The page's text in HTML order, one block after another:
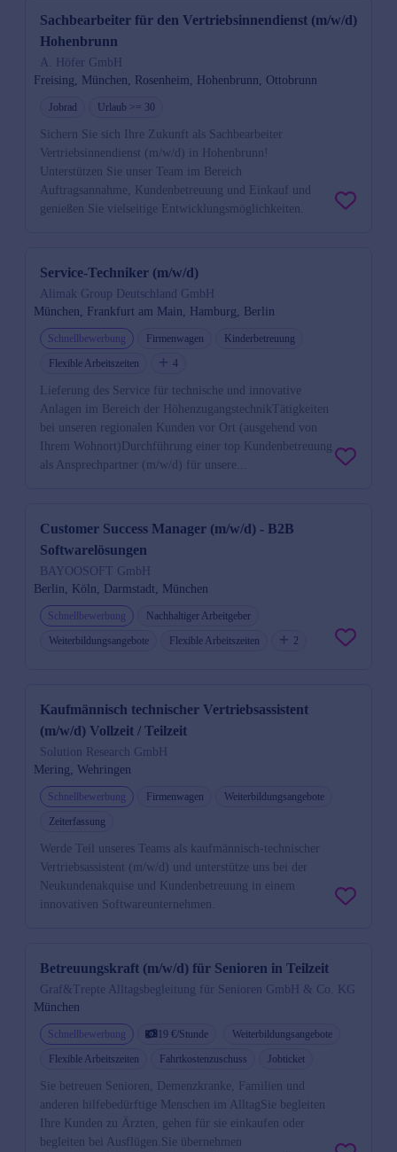
Sachbearbeiter für den Vertriebsinnendienst (m/w/d)
Hohenbrunn
A. Höfer GmbH
Freising, München, Rosenheim, Hohenbrunn, Ottobrunn
Jobrad Urlaub >= 30
Sichern Sie sich Ihre Zukunft als Sachbearbeiter
Vertriebsinnendienst (m/w/d) in Hohenbrunn!
Unterstützen Sie unser Team im Bereich
Auftragsannahme, Kundenbetreuung und Einkauf und
genießen Sie vielseitige Entwicklungsmöglichkeiten.
Service-Techniker (m/w/d)
Alimak Group Deutschland GmbH
München, Frankfurt am Main, Hamburg, Berlin
Schnellbewerbung Firmenwagen
Kinderbetreuung
Flexible Arbeitszeiten
4
Lieferung des Service für technische und innovative
Anlagen im Bereich der HöhenzugangstechnikTätigkeiten
bei unseren regionalen Kunden vor Ort (ausgehend von
Ihrem Wohnort)Durchführung einer top Kundenbetreuung
als Ansprechpartner (m/w/d) für unsere...
Customer Success Manager (m/w/d) - B2B
Softwarelösungen
BAYOOSOFT GmbH
Berlin, Köln, Darmstadt, München
Schnellbewerbung
Nachhaltiger Arbeitgeber
Weiterbildungsangebote
Flexible Arbeitszeiten 2
Kaufmännisch technischer Vertriebsassistent
(m/w/d) Vollzeit / Teilzeit
Solution Research GmbH
Mering, Wehringen
Schnellbewerbung Firmenwagen
Weiterbildungsangebote
Zeiterfassung
Werde Teil unseres Teams als kaufmännisch-technischer
Vertriebsassistent (m/w/d) und unterstütze uns bei der
Neukundenakquise und Kundenbetreuung in einem
innovativen Softwareunternehmen.
Betreuungskraft (m/w/d) für Senioren in Teilzeit
Graf&Trepte Alltagsbegleitung für Senioren GmbH & Co. KG
München
Schnellbewerbung 19 €/Stunde
Weiterbildungsangebote
Flexible Arbeitszeiten
Fahrtkostenzuschuss Jobticket
Sie betreuen Senioren, Demenzkranke, Familien und
anderen hilfebedürftige Menschen im AlltagSie begleiten
Ihre Kunden zu Ärzten, gehen für sie einkaufen oder
begleiten bei Ausflügen.Sie übernehmen